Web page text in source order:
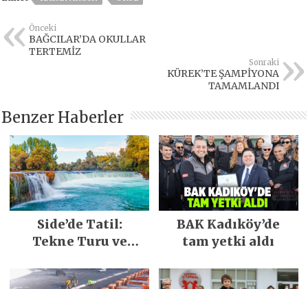
Önceki
BAĞCILAR’DA OKULLAR
TERTEMİZ
Sonraki
KÜREK’TE ŞAMPİYONA
TAMAMLANDI
Benzer Haberler
Side’de Tatil:
Tekne Turu ve
BAK Kadıköy’de
tam yetki aldı